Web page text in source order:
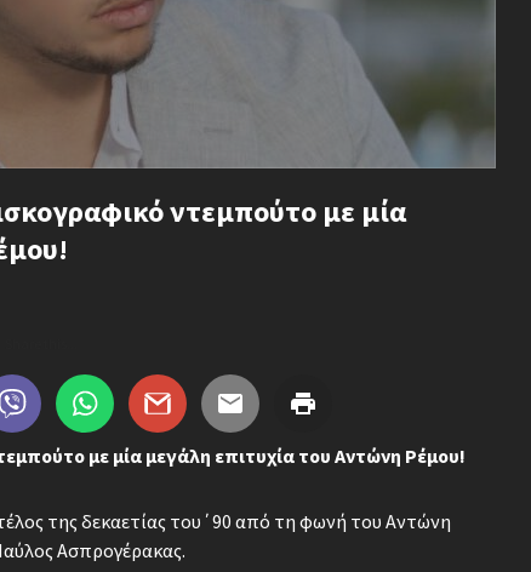
ντεμπούτο με μία
με μία μεγάλη επιτυχία του Αντώνη Ρέμου!
της δεκαετίας του΄90 από τη φωνή του Αντώνη
Ασπρογέρακας.